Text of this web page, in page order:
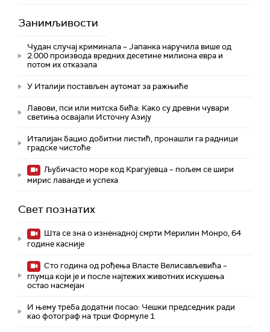
Занимљивости
Чудан случај криминала – Јапанка наручила више од
2.000 производа вредних десетине милиона евра и
потом их отказала
У Италији постављен аутомат за ражњиће
Лавови, пси или митска бића: Како су древни чувари
светиња освајали Источну Азију
Италијан бацио добитни листић, пронашли га радници
градске чистоће
Љубичасто море код Крагујевца – пољем се шири
мирис лаванде и успеха
Свет познатих
Шта се зна о изненадној смрти Мерилин Монро, 64
године касније
Сто година од рођења Власте Велисављевића –
глумца који је и после најтежих животних искушења
остао насмејан
И њему треба додатни посао: Чешки председник ради
као фотограф на трци Формуле 1